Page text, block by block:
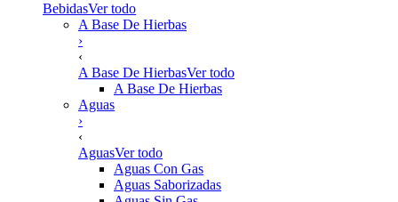
BebidasVer todo
A Base De Hierbas
›
‹
A Base De HierbasVer todo
A Base De Hierbas
Aguas
›
‹
AguasVer todo
Aguas Con Gas
Aguas Saborizadas